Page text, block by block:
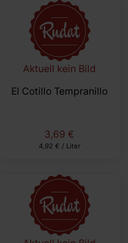
Aktuell kein Bild
El Cotillo Tempranillo
3,69 €
4,92 € / Liter